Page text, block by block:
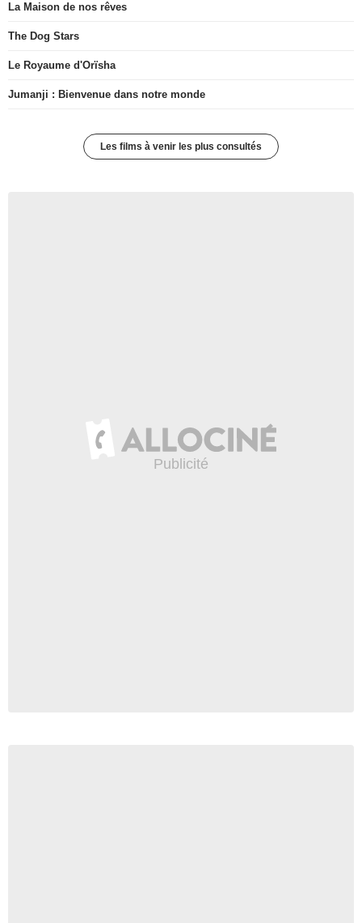
La Maison de nos rêves
The Dog Stars
Le Royaume d'Orïsha
Jumanji : Bienvenue dans notre monde
Les films à venir les plus consultés